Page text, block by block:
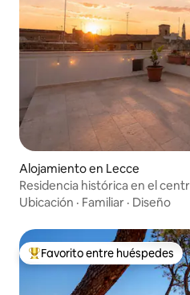
Alojamiento en Lecce
Residencia histórica en el
panorámica
Ubicación · Familiar · Diseño
Favorito entre huéspedes
Favorito entre huéspedes